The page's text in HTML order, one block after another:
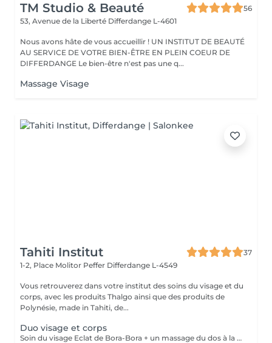
TM Studio & Beauté
56
53, Avenue de la Liberté Differdange L-4601
Nous avons hâte de vous accueillir ! UN INSTITUT DE BEAUTÉ
AU SERVICE DE VOTRE BIEN-ÊTRE EN PLEIN COEUR DE
DIFFERDANGE Le bien-être n'est pas une q...
Massage Visage
Tahiti Institut
37
1-2, Place Molitor Peffer Differdange L-4549
Vous retrouverez dans votre institut des soins du visage et du
corps, avec les produits Thalgo ainsi que des produits de
Polynésie, made in Tahiti, de...
Duo visage et corps
Soin du visage Eclat de Bora-Bora + un massage du dos à la bougie Un moment de soin et de détente. Vous retrouverez un soin du visage de 30 min comprenant un gommage au sable de Bora-Bora et un massage à l'huile de coco véritable. Suivi d'un massage du dos relaxant à la bougie.